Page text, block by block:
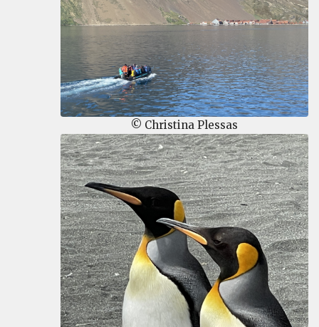
© Christina Plessas